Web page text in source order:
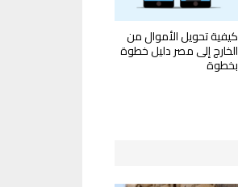
كيفية تحويل الأموال من
الخارج إلى مصر دليل خطوة
بخطوة